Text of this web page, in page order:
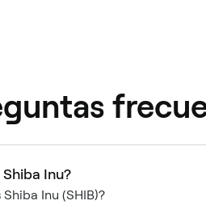
Shiba Inu?
Shiba Inu (SHIB)?